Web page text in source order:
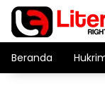
Langsung
konten
Beranda